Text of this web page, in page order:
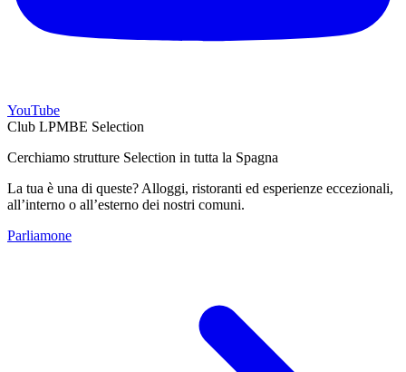
YouTube
Club LPMBE Selection
Cerchiamo strutture Selection in tutta la Spagna
La tua è una di queste? Alloggi, ristoranti ed esperienze eccezionali,
all’interno o all’esterno dei nostri comuni.
Parliamone